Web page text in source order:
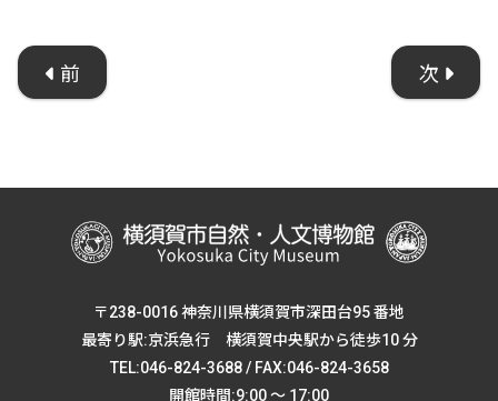
前 次
〒238-0016 神奈川県横須賀市深田台95 番地
最寄り駅:京浜急行 横須賀中央駅から徒歩10 分
TEL:046-824-3688 / FAX:046-824-3658
開館時間:9:00 ～ 17:00